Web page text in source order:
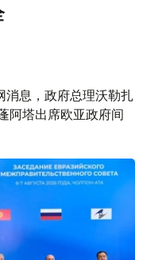
消息，政府总理沃勒扎
阿塔出席欧亚政府间